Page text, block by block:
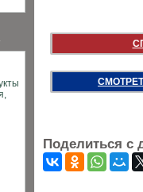
Поделиться с